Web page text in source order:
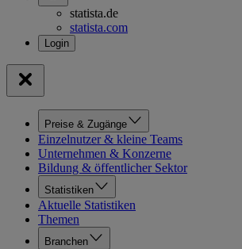
statista.de
statista.com
Preise & Zugänge
Einzelnutzer & kleine Teams
Unternehmen & Konzerne
Bildung & öffentlicher Sektor
Statistiken
Aktuelle Statistiken
Themen
Branchen